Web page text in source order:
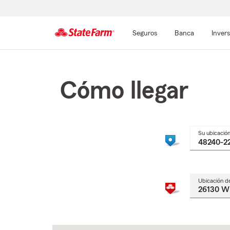
Seguros Banca
Cómo llegar
Su ubicación
Ubicación